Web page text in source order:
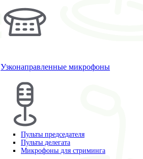
Узконаправленные микрофоны
Пульты председателя
Пульты делегата
Микрофоны для стриминга